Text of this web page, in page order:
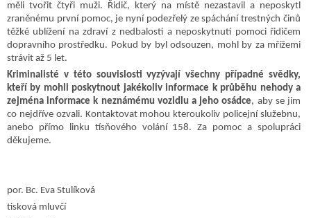
měli tvořit čtyři muži. Řidič, který na místě nezastavil a neposkytl
zraněnému první pomoc, je nyní podezřelý ze spáchání trestných činů
těžké ublížení na zdraví z nedbalosti a neposkytnutí pomoci řidičem
dopravního prostředku. Pokud by byl odsouzen, mohl by za mřížemi
strávit až 5 let.
Kriminalisté v této souvislosti vyzývají všechny případné svědky,
kteří by mohli poskytnout jakékoliv informace k průběhu nehody a
zejména informace k neznámému vozidlu a jeho osádce, aby se jim
co nejdříve ozvali. Kontaktovat mohou kteroukoliv policejní služebnu,
anebo přímo linku tísňového volání 158. Za pomoc a spolupráci
děkujeme.
por. Bc. Eva Stulíková
tisková mluvčí